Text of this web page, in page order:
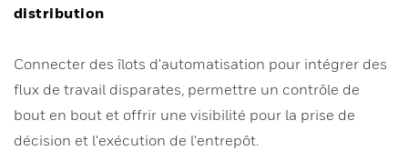
distribution
Connecter des îlots d'automatisation pour intégrer des
flux de travail disparates, permettre un contrôle de
bout en bout et offrir une visibilité pour la prise de
décision et l'exécution de l'entrepôt.